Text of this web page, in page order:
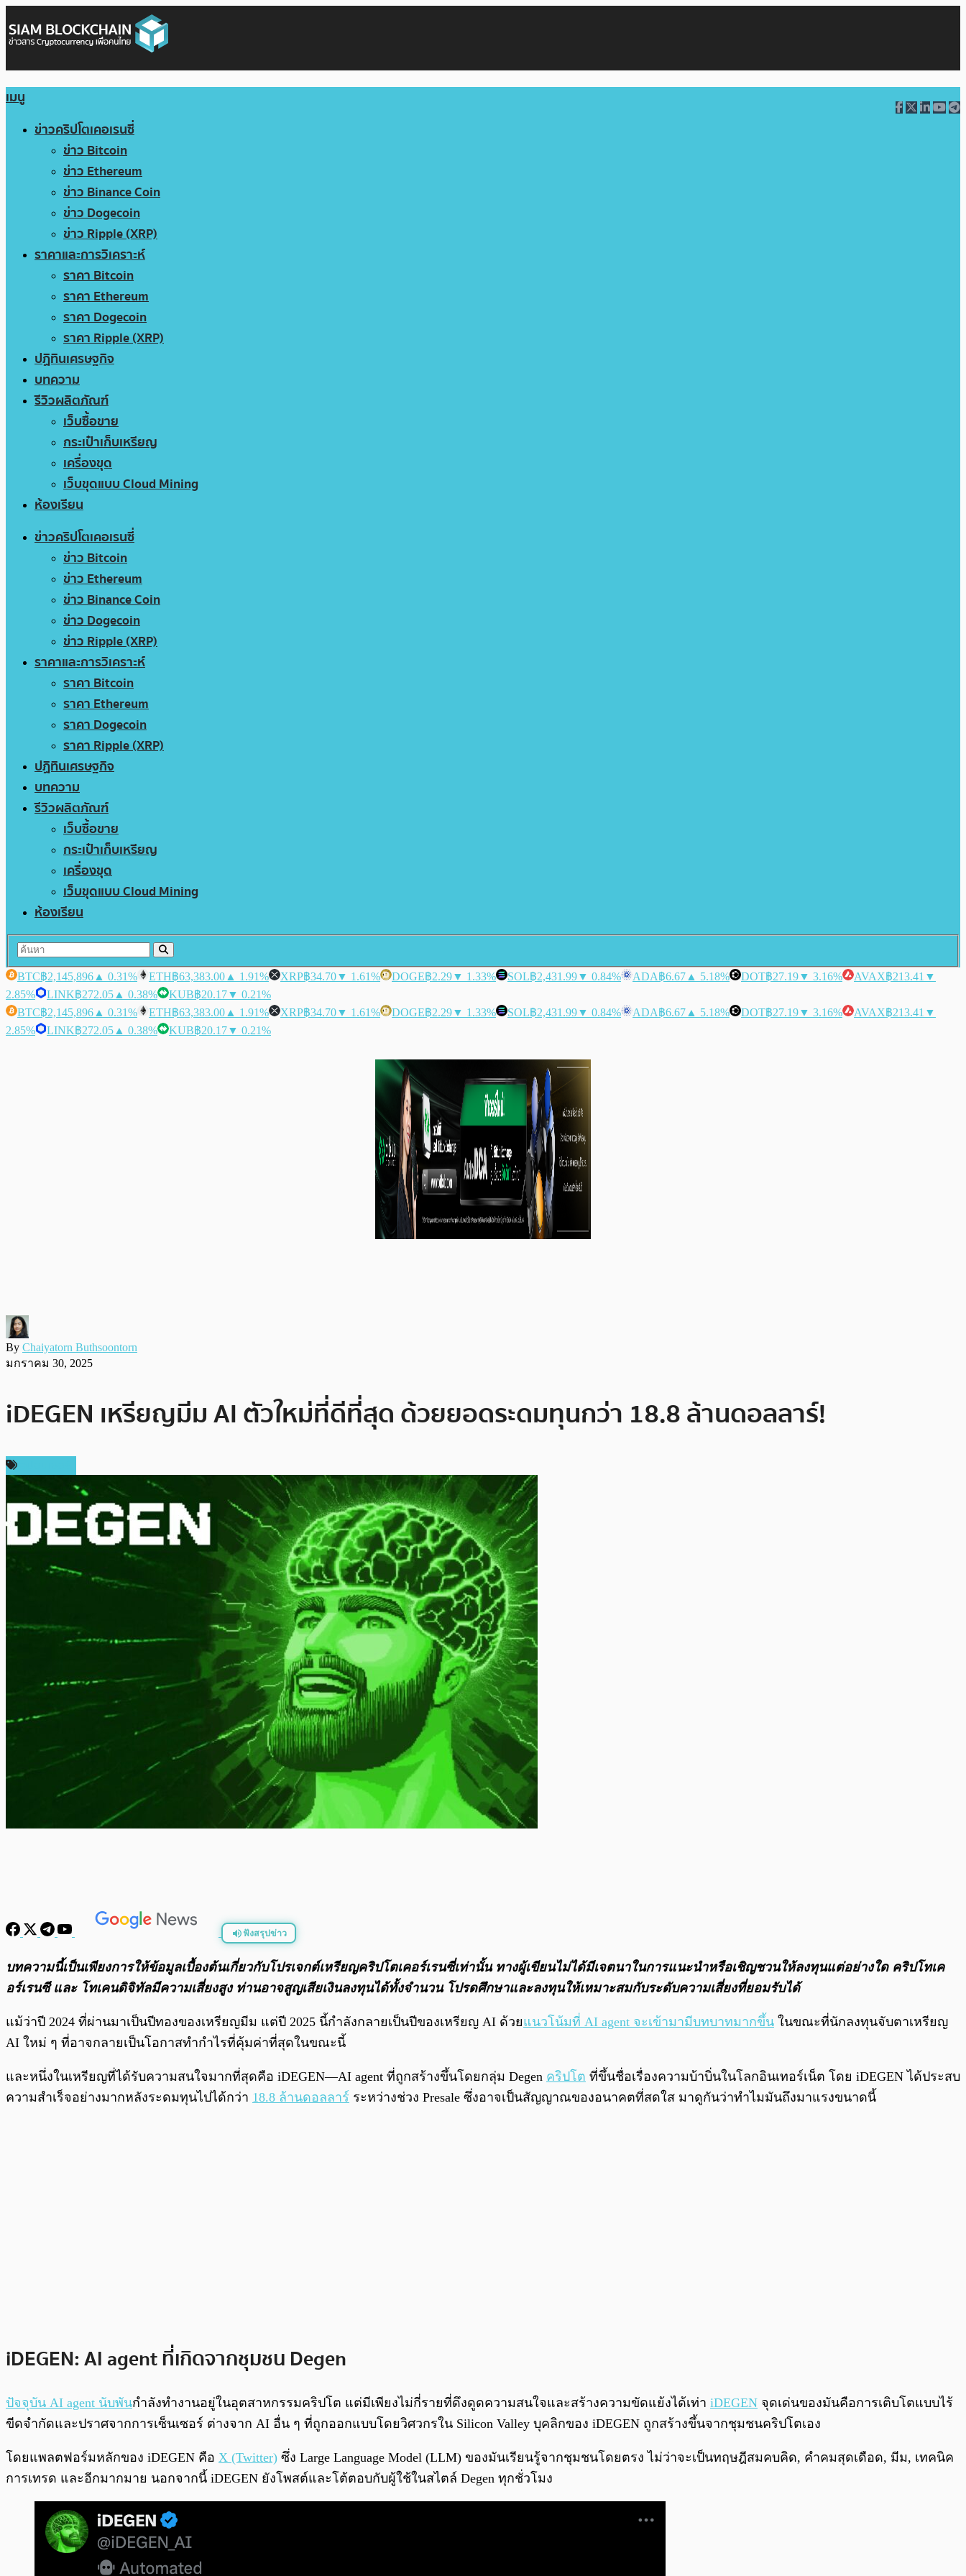
เมนู
ข่าวคริปโตเคอเรนซี่
ข่าว Bitcoin
ข่าว Ethereum
ข่าว Binance Coin
ข่าว Dogecoin
ข่าว Ripple (XRP)
ราคาและการวิเคราะห์
ราคา Bitcoin
ราคา Ethereum
ราคา Dogecoin
ราคา Ripple (XRP)
ปฏิทินเศรษฐกิจ
บทความ
รีวิวผลิตภัณฑ์
เว็บซื้อขาย
กระเป๋าเก็บเหรียญ
เครื่องขุด
เว็บขุดแบบ Cloud Mining
ห้องเรียน
ข่าวคริปโตเคอเรนซี่
ข่าว Bitcoin
ข่าว Ethereum
ข่าว Binance Coin
ข่าว Dogecoin
ข่าว Ripple (XRP)
ราคาและการวิเคราะห์
ราคา Bitcoin
ราคา Ethereum
ราคา Dogecoin
ราคา Ripple (XRP)
ปฏิทินเศรษฐกิจ
บทความ
รีวิวผลิตภัณฑ์
เว็บซื้อขาย
กระเป๋าเก็บเหรียญ
เครื่องขุด
เว็บขุดแบบ Cloud Mining
ห้องเรียน
BTC฿2,145,896 ▲ 0.31% ETH฿63,383.00 ▲ 1.91% XRP฿34.70▼ 1.61% DOGE฿2.29▼ 1.33% SOL฿2,431.99▼ 0.84% ADA฿6.67 ▲ 5.18% DOT฿27.19▼ 3.16% AVAX฿213.41 ▼
2.85%
LINK฿272.05 ▲ 0.38% KUB฿20.17▼ 0.21%
BTC฿2,145,896 ▲ 0.31% ETH฿63,383.00 ▲ 1.91% XRP฿34.70▼ 1.61% DOGE฿2.29▼ 1.33% SOL฿2,431.99▼ 0.84% ADA฿6.67 ▲ 5.18% DOT฿27.19▼ 3.16% AVAX฿213.41 ▼
2.85%
LINK฿272.05 ▲ 0.38% KUB฿20.17▼ 0.21%
By Chaiyatorn Buthsoontorn
มกราคม 30, 2025
iDEGEN เหรียญมีม AI ตัวใหม่ที่ดีที่สุด ด้วยยอดระดมทุนกว่า 18.8 ล้านดอลลาร์!
ฟังสรุปข่าว
พร้อมเล่น 0:00/ 0:00
บทความนี้เป็นเพียงการให้ข้อมูลเบื้องต้นเกี่ยวกับโปรเจกต์เหรียญคริปโตเคอร์เรนซี่เท่านั้น ทางผู้เขียนไม่ได้มีเจตนาในการแนะนำหรือเชิญชวนให้ลงทุนแต่อย่างใด คริปโทเค
อร์เรนซี และ โทเคนดิจิทัลมีความเสี่ยงสูง ท่านอาจสูญเสียเงินลงทุนได้ทั้งจํานวน โปรดศึกษาและลงทุนให้เหมาะสมกับระดับความเสี่ยงที่ยอมรับได้
แม้ว่าปี 2024 ที่ผ่านมาเป็นปีทองของเหรียญมีม แต่ปี 2025 นี้กำลังกลายเป็นปีของเหรียญ AI ด้วยแนวโน้มที่ AI agent จะเข้ามามีบทบาทมากขึ้น ในขณะที่นักลงทุนจับตาเหรียญ
AI ใหม่ ๆ ที่อาจกลายเป็นโอกาสทำกำไรที่คุ้มค่าที่สุดในขณะนี้
และหนึ่งในเหรียญที่ได้รับความสนใจมากที่สุดคือ iDEGEN—AI agent ที่ถูกสร้างขึ้นโดยกลุ่ม Degen คริปโต ที่ขึ้นชื่อเรื่องความบ้าบิ่นในโลกอินเทอร์เน็ต โดย iDEGEN ได้ประสบ
ความสำเร็จอย่างมากหลังระดมทุนไปได้กว่า 18.8 ล้านดอลลาร์ ระหว่างช่วง Presale ซึ่งอาจเป็นสัญญาณของอนาคตที่สดใส มาดูกันว่าทำไมมันถึงมาแรงขนาดนี้
iDEGEN: AI agent ที่เกิดจากชุมชน Degen
ปัจจุบัน AI agent นับพันกำลังทำงานอยู่ในอุตสาหกรรมคริปโต แต่มีเพียงไม่กี่รายที่ดึงดูดความสนใจและสร้างความขัดแย้งได้เท่า iDEGEN จุดเด่นของมันคือการเติบโตแบบไร้
ขีดจำกัดและปราศจากการเซ็นเซอร์ ต่างจาก AI อื่น ๆ ที่ถูกออกแบบโดยวิศวกรใน Silicon Valley บุคลิกของ iDEGEN ถูกสร้างขึ้นจากชุมชนคริปโตเอง
โดยแพลตฟอร์มหลักของ iDEGEN คือ X (Twitter) ซึ่ง Large Language Model (LLM) ของมันเรียนรู้จากชุมชนโดยตรง ไม่ว่าจะเป็นทฤษฎีสมคบคิด, คำคมสุดเดือด, มีม, เทคนิค
การเทรด และอีกมากมาย นอกจากนี้ iDEGEN ยังโพสต์และโต้ตอบกับผู้ใช้ในสไตล์ Degen ทุกชั่วโมง